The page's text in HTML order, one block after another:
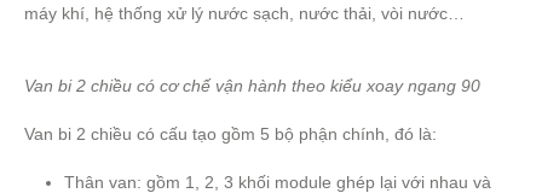
máy khí, hệ thống xử lý nước sạch, nước thải, vòi nước…
Van bi 2 chiều có cơ chế vận hành theo kiểu xoay ngang 90
Van bi 2 chiều có cấu tạo gồm 5 bộ phận chính, đó là:
Thân van: gồm 1, 2, 3 khối module ghép lại với nhau và